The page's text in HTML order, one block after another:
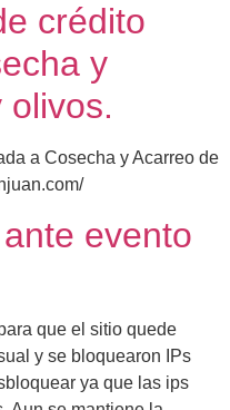
crédito
y
olivos.
a Cosecha y Acarreo de
evento
que el sitio quede
y se bloquearon IPs
ya que las ips